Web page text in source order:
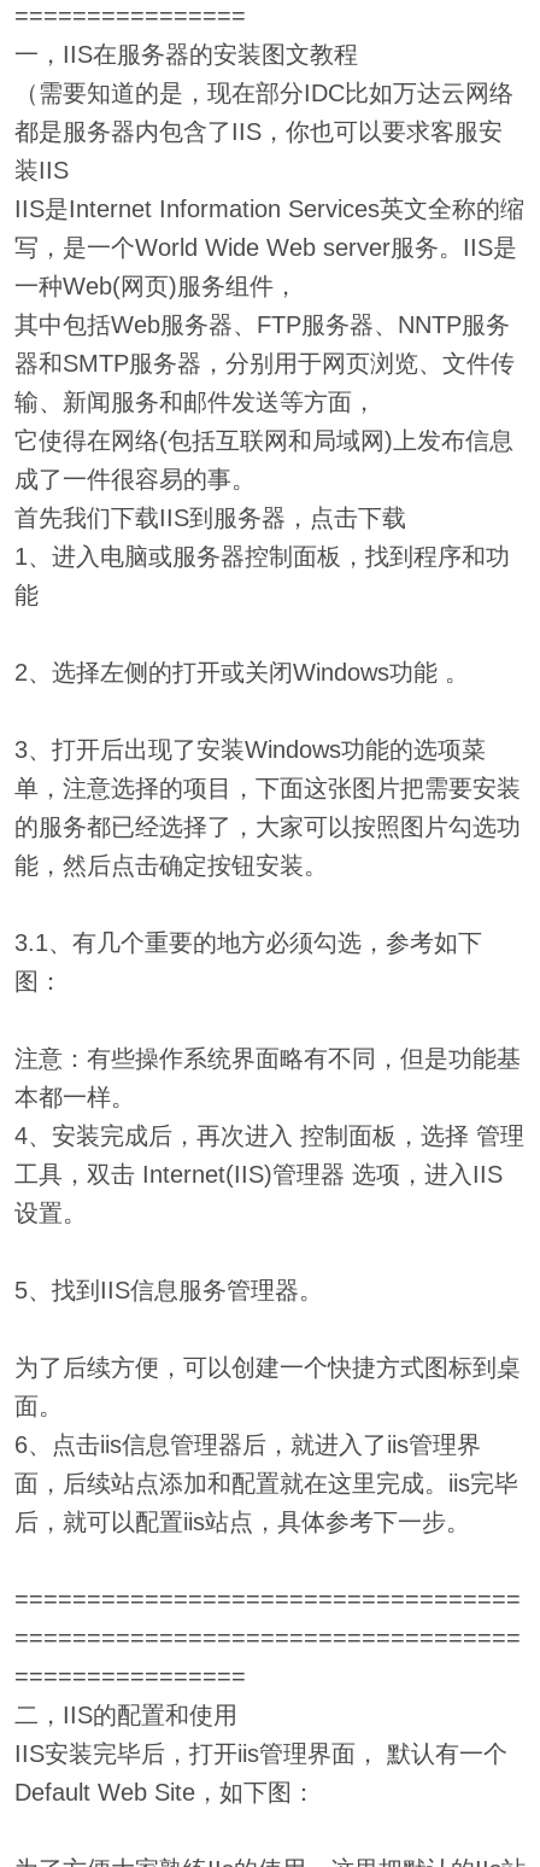
================
一，IIS在服务器的安装图文教程
（需要知道的是，现在部分IDC比如万达云网络
都是服务器内包含了IIS，你也可以要求客服安
装IIS
IIS是Internet Information Services英文全称的缩
写，是一个World Wide Web server服务。IIS是
一种Web(网页)服务组件，
其中包括Web服务器、FTP服务器、NNTP服务
器和SMTP服务器，分别用于网页浏览、文件传
输、新闻服务和邮件发送等方面，
它使得在网络(包括互联网和局域网)上发布信息
成了一件很容易的事。
首先我们下载IIS到服务器，点击下载
1、进入电脑或服务器控制面板，找到程序和功
能
2、选择左侧的打开或关闭Windows功能 。
3、打开后出现了安装Windows功能的选项菜
单，注意选择的项目，下面这张图片把需要安装
的服务都已经选择了，大家可以按照图片勾选功
能，然后点击确定按钮安装。
3.1、有几个重要的地方必须勾选，参考如下
图：
注意：有些操作系统界面略有不同，但是功能基
本都一样。
4、安装完成后，再次进入 控制面板，选择 管理
工具，双击 Internet(IIS)管理器 选项，进入IIS
设置。
5、找到IIS信息服务管理器。
为了后续方便，可以创建一个快捷方式图标到桌
面。
6、点击iis信息管理器后，就进入了iis管理界
面，后续站点添加和配置就在这里完成。iis完毕
后，就可以配置iis站点，具体参考下一步。
===================================
===================================
================
二，IIS的配置和使用
IIS安装完毕后，打开iis管理界面， 默认有一个
Default Web Site，如下图：